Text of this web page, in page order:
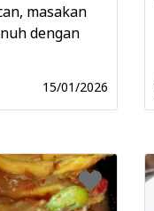
masakan
dengan
15/01/2026